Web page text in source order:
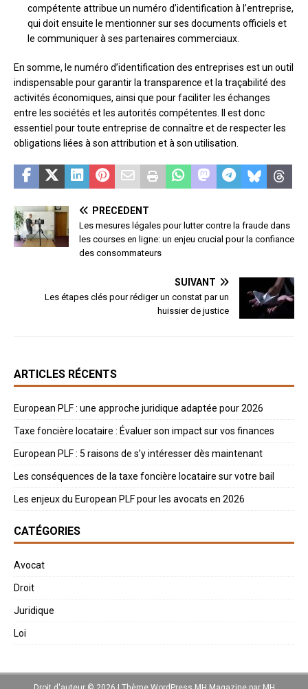
compétente attribue un numéro d’identification à l’entreprise,
qui doit ensuite le mentionner sur ses documents officiels et
le communiquer à ses partenaires commerciaux.
En somme, le numéro d’identification des entreprises est un outil
indispensable pour garantir la transparence et la traçabilité des
activités économiques, ainsi que pour faciliter les échanges
entre les sociétés et les autorités compétentes. Il est donc
essentiel pour toute entreprise de connaître et de respecter les
obligations liées à son attribution et à son utilisation.
PRÉCÉDENT
Les mesures légales pour lutter contre la fraude dans
les courses en ligne: un enjeu crucial pour la confiance
des consommateurs
SUIVANT
Les étapes clés pour rédiger un constat par un
huissier de justice
ARTICLES RÉCENTS
European PLF : une approche juridique adaptée pour 2026
Taxe foncière locataire : Évaluer son impact sur vos finances
European PLF : 5 raisons de s’y intéresser dès maintenant
Les conséquences de la taxe foncière locataire sur votre bail
Les enjeux du European PLF pour les avocats en 2026
CATÉGORIES
Avocat
Droit
Juridique
Loi